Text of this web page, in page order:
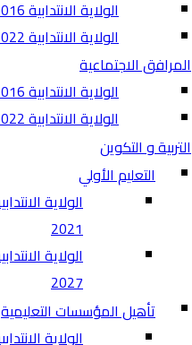
الولاية الانتدابية 2016-2021
الولاية الانتدابية 2022-2027
المرافق الاجتماعية
الولاية الانتدابية 2016-2021
الولاية الانتدابية 2022-2027
التربية و التكوين
التعليم الأولي
2021
2027
تأهيل المؤسسات التعليمية